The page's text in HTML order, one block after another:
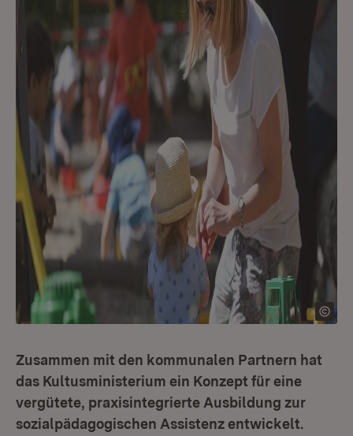
Zusammen mit den kommunalen Partnern hat
das Kultusministerium ein Konzept für eine
vergütete, praxisintegrierte Ausbildung zur
sozialpädagogischen Assistenz entwickelt.